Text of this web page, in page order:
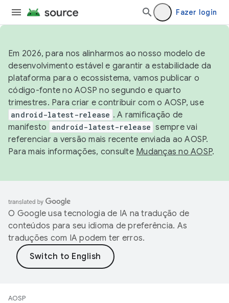
Fazer login
Em 2026, para nos alinharmos ao nosso modelo de
desenvolvimento estável e garantir a estabilidade da
plataforma para o ecossistema, vamos publicar o
código-fonte no AOSP no segundo e quarto
trimestres. Para criar e contribuir com o AOSP, use
android-latest-release . A ramificação de
manifesto
android-latest-release sempre vai
referenciar a versão mais recente enviada ao AOSP.
Para mais informações, consulte Mudanças no AOSP.
O Google usa tecnologia de IA na tradução de
conteúdos para seu idioma de preferência. As
traduções com IA podem ter erros.
AOSP